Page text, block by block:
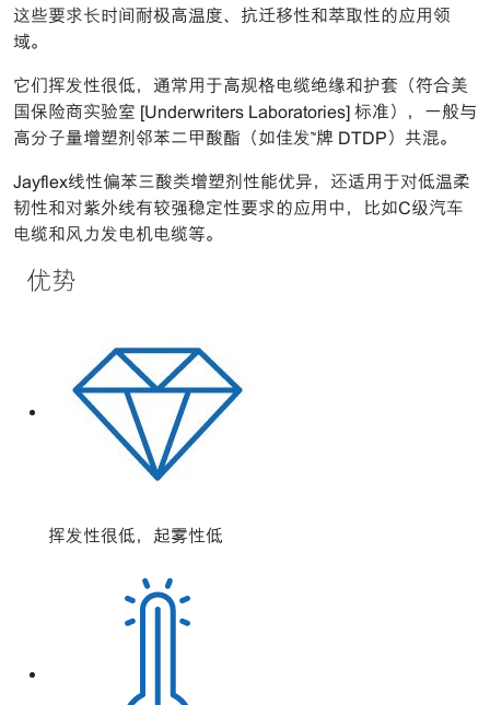
这些要求长时间耐极高温度、抗迁移性和萃取性的应用领
域。
它们挥发性很低，通常用于高规格电缆绝缘和护套（符合美
国保险商实验室 [Underwriters Laboratories] 标准），一般与
高分子量增塑剂邻苯二甲酸酯（如佳发™牌 DTDP）共混。
Jayflex线性偏苯三酸类增塑剂性能优异，还适用于对低温柔
韧性和对紫外线有较强稳定性要求的应用中，比如C级汽车
电缆和风力发电机电缆等。
优势
挥发性很低，起雾性低